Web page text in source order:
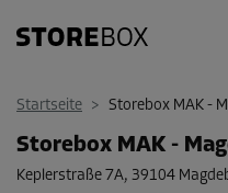
Startseite > Storebox MAK -
Storebox MAK -
Keplerstraße 7A, 39104